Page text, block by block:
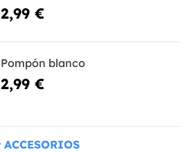
2,99 €
Pompón blanco
2,99 €
ACCESORIOS